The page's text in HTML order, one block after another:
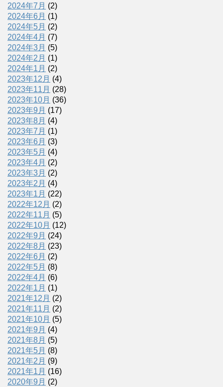
2024年7月 (2)
2024年6月 (1)
2024年5月 (2)
2024年4月 (7)
2024年3月 (5)
2024年2月 (1)
2024年1月 (2)
2023年12月 (4)
2023年11月 (28)
2023年10月 (36)
2023年9月 (17)
2023年8月 (4)
2023年7月 (1)
2023年6月 (3)
2023年5月 (4)
2023年4月 (2)
2023年3月 (2)
2023年2月 (4)
2023年1月 (22)
2022年12月 (2)
2022年11月 (5)
2022年10月 (12)
2022年9月 (24)
2022年8月 (23)
2022年6月 (2)
2022年5月 (8)
2022年4月 (6)
2022年1月 (1)
2021年12月 (2)
2021年11月 (2)
2021年10月 (5)
2021年9月 (4)
2021年8月 (5)
2021年5月 (8)
2021年2月 (9)
2021年1月 (16)
2020年9月 (2)